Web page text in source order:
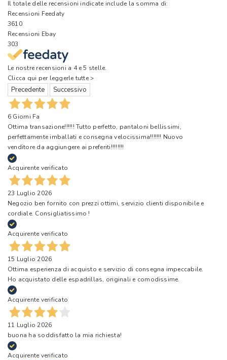
Il totale delle recensioni indicate include la somma di:
Recensioni Feedaty
3610
Recensioni Ebay
303
Le nostre recensioni a 4 e 5 stelle.
Clicca qui per leggerle tutte >
Precedente Successivo
6 Giorni Fa
Ottima transazione!!!!!! Tutto perfetto, pantaloni bellissimi,
perfettamente imballati e consegna velocissima!!!!!!! Nuovo
venditore da aggiungere ai preferiti!!!!!!!!
Acquirente verificato
23 Luglio 2026
Negozio ben fornito con prezzi ottimi, servizio clienti disponibile e
cordiale. Consigliatissimo !
Acquirente verificato
15 Luglio 2026
Ottima esperienza di acquisto e servizio di consegna impeccabile.
Ho acquistato delle espadrillas, originali e comodissime.
Acquirente verificato
11 Luglio 2026
buona ha soddisfatto la mia richiesta!
Acquirente verificato